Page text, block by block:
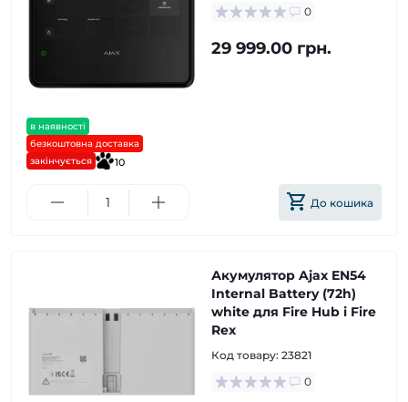
в наявності
безкоштовна доставка
закінчується
10
0
29 999.00 грн.
До кошика
Акумулятор Ajax EN54
Internal Battery (72h)
white для Fire Hub і Fire
Rex
Код товару: 23821
0